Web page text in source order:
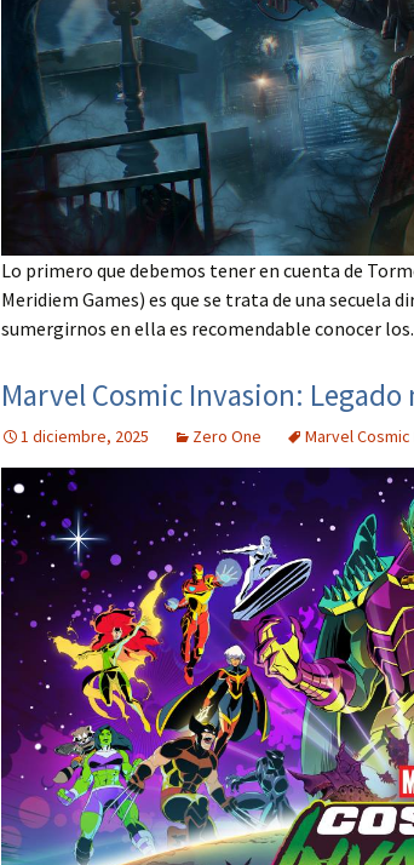
Lo primero que debemos tener en cuenta de
Meridiem Games) es que se trata de una secuela
sumergirnos en ella es recomendable conocer
Marvel Cosmic Invasion:
1 diciembre, 2025 Zero One Marvel Cosmic